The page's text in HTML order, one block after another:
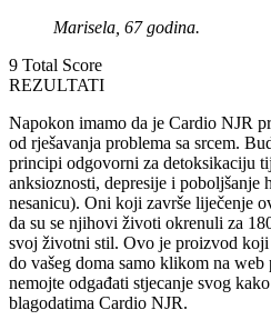
Marisela, 67 godina.
9 Total Score
REZULTATI
Napokon imamo da je Cardio NJR
od rješavanja problema sa srcem.
principi odgovorni za detoksikaciju
anksioznosti, depresije i poboljšanje
nesanicu). Oni koji završe liječenje
da su se njihovi životi okrenuli za
svoj životni stil. Ovo je proizvod
do vašeg doma samo klikom na web
nemojte odgađati stjecanje svog
blagodatima Cardio NJR.